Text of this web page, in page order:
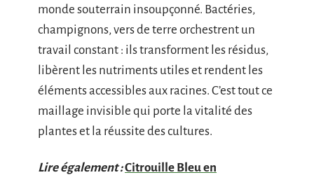
monde souterrain insoupçonné. Bactéries,
champignons, vers de terre orchestrent un
travail constant : ils transforment les résidus,
libèrent les nutriments utiles et rendent les
éléments accessibles aux racines. C’est tout ce
maillage invisible qui porte la vitalité des
plantes et la réussite des cultures.
Lire également :Citrouille Bleu en